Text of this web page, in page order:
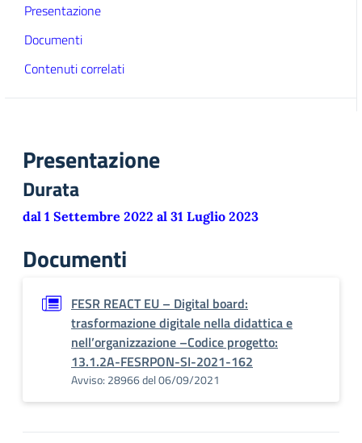
Presentazione
Documenti
Contenuti correlati
Presentazione
Durata
dal 1 Settembre 2022 al 31 Luglio 2023
Documenti
FESR REACT EU – Digital board:
trasformazione digitale nella didattica e
nell’organizzazione –Codice progetto:
13.1.2A-FESRPON-SI-2021-162
Avviso: 28966 del 06/09/2021